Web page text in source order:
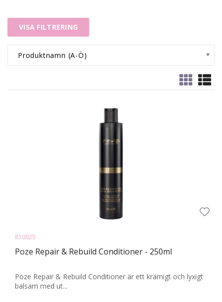
VISA FILTRERING
810025
Poze Repair & Rebuild Conditioner - 250ml
Poze Repair & Rebuild Conditioner är ett krämigt och lyxigt
balsam med ut...